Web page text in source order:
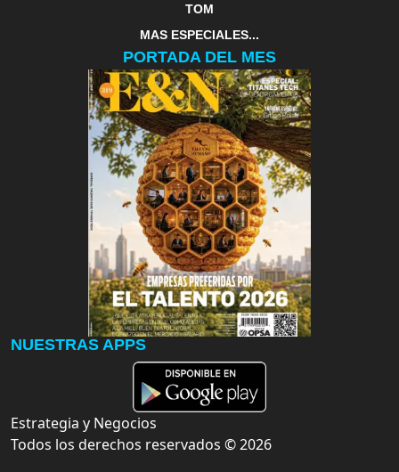
TOM
MAS ESPECIALES...
PORTADA DEL MES
NUESTRAS APPS
Estrategia y Negocios
Todos los derechos reservados ©2026